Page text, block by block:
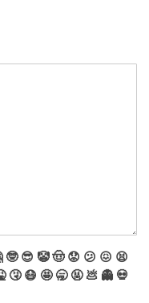
oder
🤓 😎 🤡🤠 😟 😕 😖 😫
🤧 😷 🤩 🥱 🤬 💩 👻 💀